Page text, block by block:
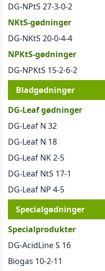
DG-NPtS 27-3-0-2
NKtS-gødninger
DG-NKtS 20-0-4-4
NPKtS-gødninger
DG-NPKtS 15-2-6-2
Bladgødninger
DG-Leaf gødninger
DG-Leaf N 32
DG-Leaf N 18
DG-Leaf NK 2-5
DG-Leaf NtS 17-1
DG-Leaf NP 4-5
Specialgødninger
Specialprodukter
DG-AcidLine S 16
Biogas 10-2-11